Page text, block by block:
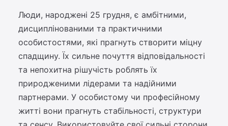
Люди, народжені 25 грудня, є амбітними,
дисциплінованими та практичними
особистостями, які прагнуть створити міцну
спадщину. Їх сильне почуття відповідальності
та непохитна рішучість роблять їх
природженими лідерами та надійними
партнерами. У особистому чи професійному
житті вони прагнуть стабільності, структури